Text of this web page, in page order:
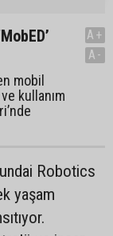
mobil
kullanım
A+
A-
Robotics
yaşam